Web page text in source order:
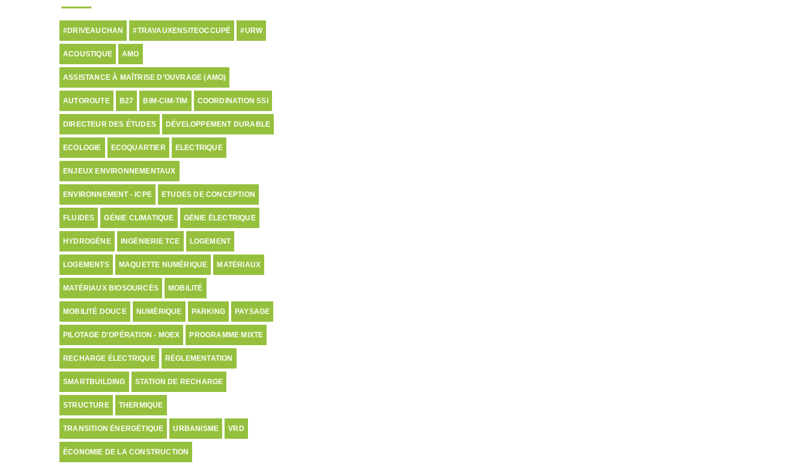
#DRIVEAUCHAN #TRAVAUXENSITEOCCUPÉ #URW
ACOUSTIQUE AMO
ASSISTANCE À MAÎTRISE D’OUVRAGE (AMO)
AUTOROUTE B27 BIM-CIM-TIM COORDINATION SSI
DIRECTEUR DES ÉTUDES DÉVELOPPEMENT DURABLE
ECOLOGIE ECOQUARTIER ELECTRIQUE
ENJEUX ENVIRONNEMENTAUX
ENVIRONNEMENT - ICPE ETUDES DE CONCEPTION
FLUIDES GÉNIE CLIMATIQUE GÉNIE ÉLECTRIQUE
HYDROGÈNE INGÉNIERIE TCE LOGEMENT
LOGEMENTS MAQUETTE NUMÉRIQUE MATÉRIAUX
MATÉRIAUX BIOSOURCÉS MOBILITÉ
MOBILITÉ DOUCE NUMÉRIQUE PARKING PAYSAGE
PILOTAGE D'OPÉRATION - MOEX PROGRAMME MIXTE
RECHARGE ÉLECTRIQUE RÉGLEMENTATION
SMARTBUILDING STATION DE RECHARGE
STRUCTURE THERMIQUE
TRANSITION ÉNERGÉTIQUE URBANISME VRD
ÉCONOMIE DE LA CONSTRUCTION